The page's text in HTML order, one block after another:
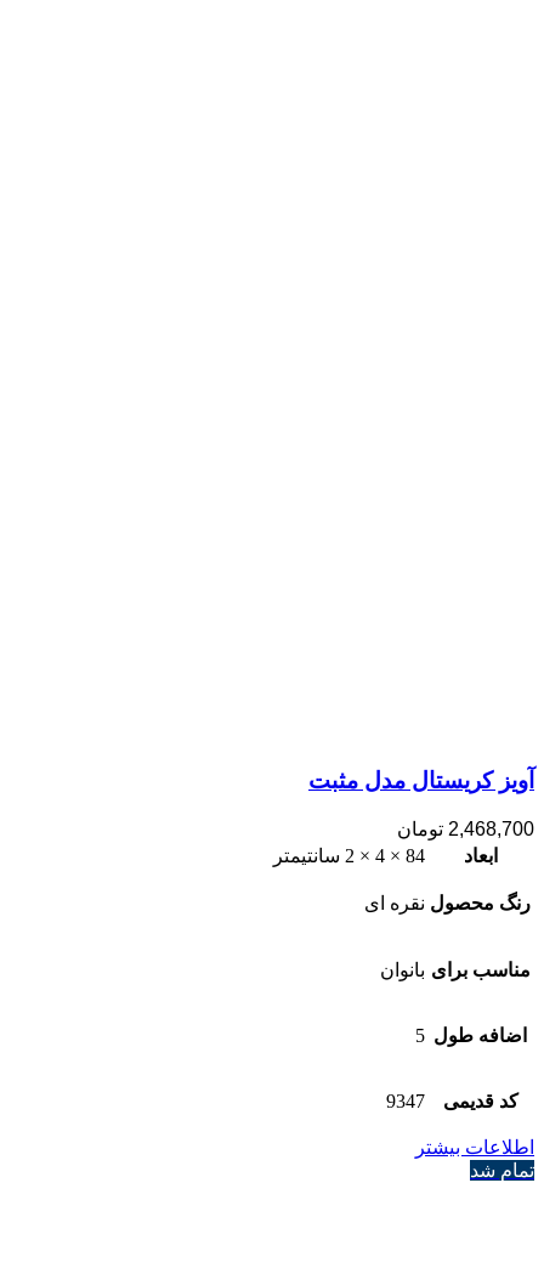
آویز کریستال مدل مثبت
2,468,700 تومان
ابعاد
84 × 4 × 2 سانتیمتر
رنگ محصول نقره ای
مناسب برای بانوان
اضافه طول 5
کد قدیمی 9347
اطلاعات بیشتر
تمام شد